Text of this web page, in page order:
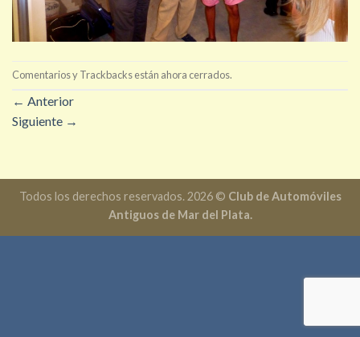
Comentarios y Trackbacks están ahora cerrados.
← Anterior
Siguiente →
Todos los derechos reservados. 2026 © Club de Automóviles
Antiguos de Mar del Plata.